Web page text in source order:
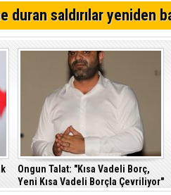
çöktü, ülkenin ihtiyacı halktan yana
kazasına benzer bir felaketle karşı
geçtik
duran saldırılar yeniden
Ongun Talat: "Kısa Vadeli Borç,
Yeni Kısa Vadeli Borçla Çevriliyor"